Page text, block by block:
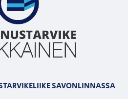
SAVONLINNASSA